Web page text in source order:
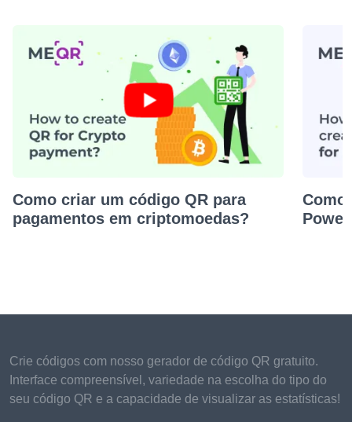
Como criar um código QR para
pagamentos em criptomoedas?
Como
Crie códigos com nosso gerador de código QR gratuito.
Interface compreensível, variedade na escolha do tipo do
seu código QR e a capacidade de visualizar as estatísticas!